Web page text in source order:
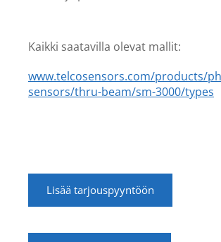
Kaikki saatavilla olevat mallit:
www.telcosensors.com/products/
sensors/thru-beam/sm-3000/types
Lisää tarjouspyyntöön